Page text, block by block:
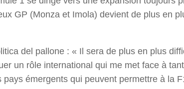
GP (Monza et Imola) devient de plus en
del pallone : « Il sera de plus en plus
un rôle international qui me met face à
émergents qui peuvent permettre à la